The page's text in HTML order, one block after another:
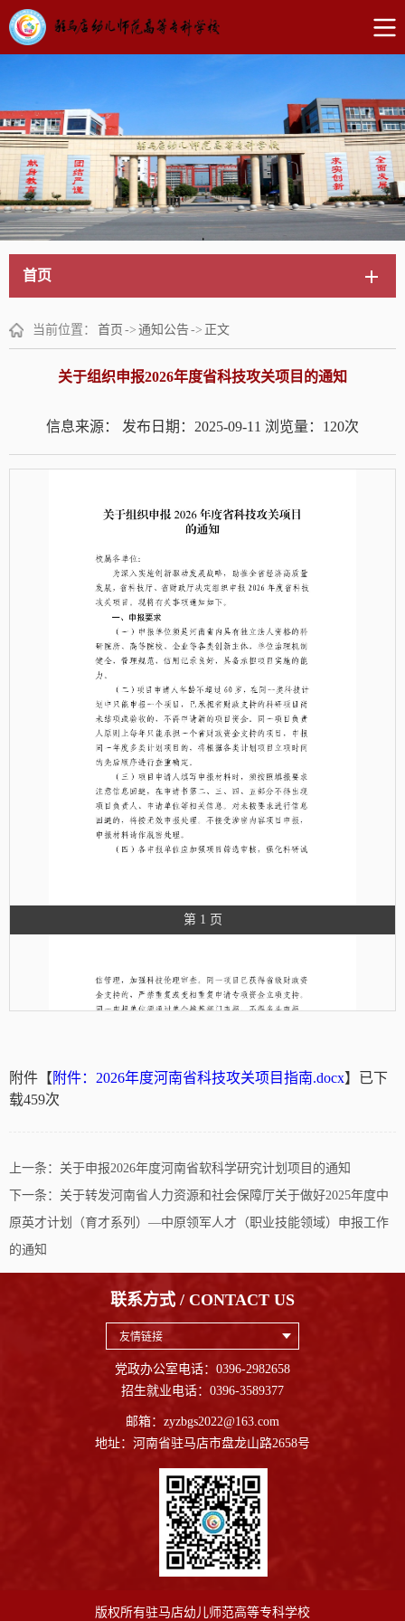
首页
当前位置： 首页 -> 通知公告-> 正文
关于组织申报2026年度省科技攻关项目的通知
信息来源： 发布日期：2025-09-11 浏览量： 120次
第 1 页
第 2 页
附件【 附件：2026年度河南省科技攻关项目指南.docx】已下
载459次
上一条： 关于申报2026年度河南省软科学研究计划项目的通知
下一条： 关于转发河南省人力资源和社会保障厅关于做好2025年度中
原英才计划（育才系列）—中原领军人才（职业技能领域）申报工作
的通知
联系方式 / CONTACT US
友情链接
党政办公室电话：0396-2982658
招生就业电话：0396-3589377
邮箱：zyzbgs2022@163.com
地址：河南省驻马店市盘龙山路2658号
版权所有驻马店幼儿师范高等专科学校